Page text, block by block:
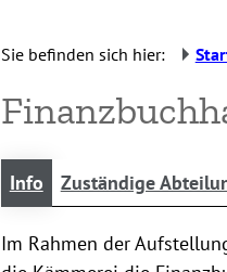
Sie befinden sich hier:
Info Zuständige
Im Rahmen der